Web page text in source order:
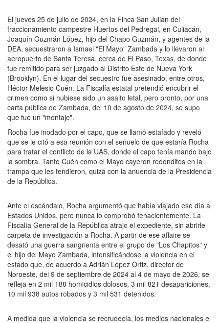
El jueves 25 de julio de 2024, en la Finca San Julián del
fraccionamiento campestre Huertos del Pedregal, en Culiacán,
Joaquín Guzmán López, hijo del Chapo Guzmán, y agentes de la
DEA, secuestraron a Ismael "El Mayo" Zambada y lo llevaron al
aeropuerto de Santa Teresa, cerca de El Paso, Texas, de donde
fue remitido para ser juzgado al Distrito Este de Nueva York
(Brooklyn). En el lugar del secuestro fue asesinado, entre otros,
Héctor Melesio Cuén. La Fiscalía estatal pretendió encubrir el
crimen como si hubiese sido un asalto letal, pero pronto, por una
carta pública de Zambada, del 10 de agosto de 2024, se supo
que fue un "montaje".
Rocha fue inodado por el capo, que se llamó estafado y reveló
que se le citó a esa reunión con el señuelo de que estaría Rocha
para tratar el conflicto de la UAS, donde el capo tenía mando bajo
la sombra. Tanto Cuén como el Mayo cayeron redonditos en la
trampa que les tendieron, quizá con la anuencia de la Presidencia
de la República.
Ante el escándalo, Rocha argumentó que había viajado ese día a
Estados Unidos, pero nunca lo comprobó fehacientemente. La
Fiscalía General de la República atrajo el expediente, sin abrirle
carpeta de investigación a Rocha. A partir de ese affaire se
desató una guerra sangrienta entre el grupo de "Los Chapitos" y
el hijo del Mayo Zambada, intensificándose la violencia en el
estado que, de acuerdo a Adrián López Ortiz, director de
Noroeste, del 9 de septiembre de 2024 al 4 de mayo de 2026, se
refleja en 2 mil 188 homicidios dolosos, 3 mil 821 desapariciones,
10 mil 938 autos robados y 3 mil 531 detenidos.
A medida que la violencia se recrudecía, los medios nacionales e